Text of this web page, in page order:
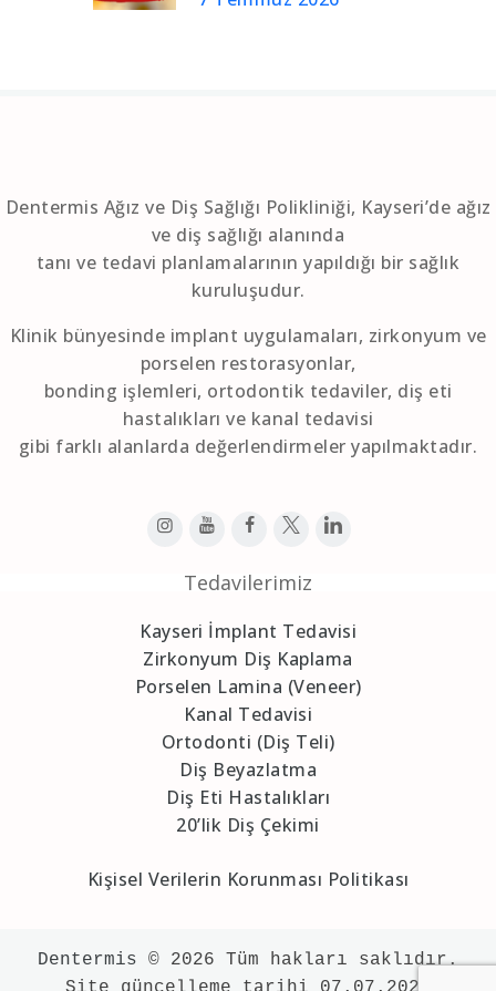
Dentermis Ağız ve Diş Sağlığı Polikliniği, Kayseri’de ağız
ve diş sağlığı alanında
tanı ve tedavi planlamalarının yapıldığı bir sağlık
kuruluşudur.
Klinik bünyesinde implant uygulamaları, zirkonyum ve
porselen restorasyonlar,
bonding işlemleri, ortodontik tedaviler, diş eti
hastalıkları ve kanal tedavisi
gibi farklı alanlarda değerlendirmeler yapılmaktadır.
Tedavilerimiz
Kayseri İmplant Tedavisi
Zirkonyum Diş Kaplama
Porselen Lamina (Veneer)
Kanal Tedavisi
Ortodonti (Diş Teli)
Diş Beyazlatma
Diş Eti Hastalıkları
20’lik Diş Çekimi
Kişisel Verilerin Korunması Politikası
Dentermis © 2026 Tüm hakları saklıdır.